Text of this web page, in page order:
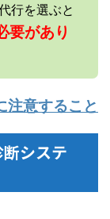
行を選ぶと
要があり
意すること
システ